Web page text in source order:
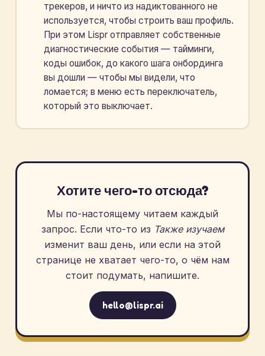
трекеров, и ничто из надиктованного не
используется, чтобы строить ваш профиль.
При этом Lispr отправляет собственные
диагностические события — тайминги,
коды ошибок, до какого шага онбординга
вы дошли — чтобы мы видели, что
ломается; в меню есть переключатель,
который это выключает.
Хотите чего-то отсюда?
Мы по-настоящему читаем каждый
запрос. Если что-то из Также изучаем
изменит ваш день, или если на этой
странице не хватает чего-то, о чём нам
стоит подумать, напишите.
hello@lispr.ai